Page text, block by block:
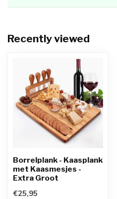
Recently viewed
Borrelplank - Kaasplank
met Kaasmesjes -
Extra Groot
€25,95